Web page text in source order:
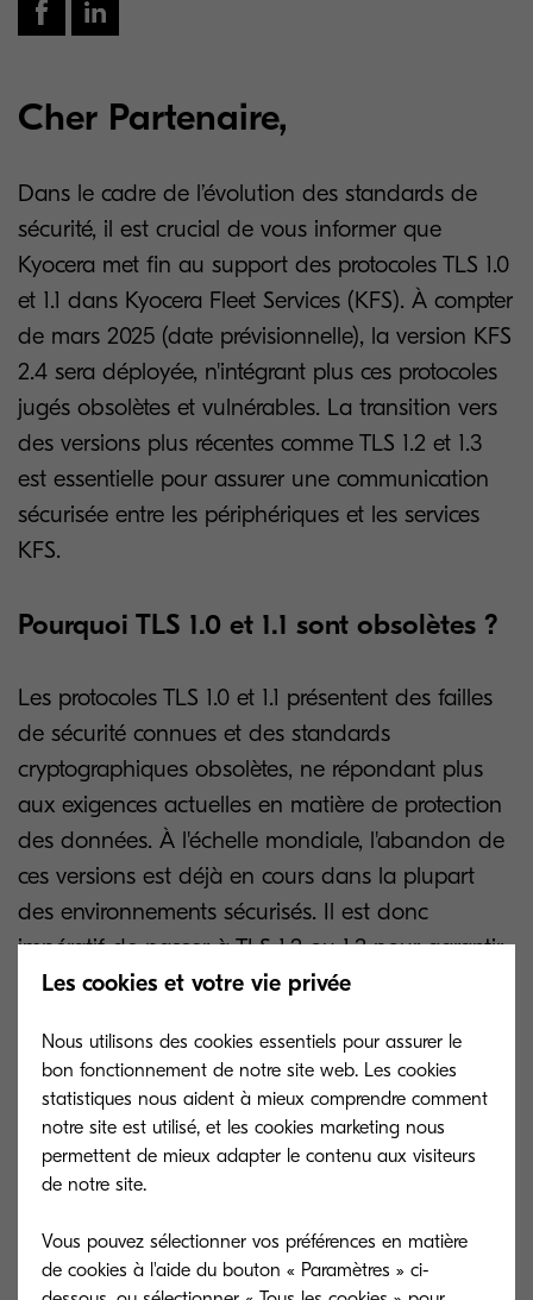
Cher Partenaire,
Dans le cadre de l’évolution des standards de
sécurité, il est crucial de vous informer que
Kyocera met fin au support des protocoles TLS 1.0
et 1.1 dans Kyocera Fleet Services (KFS). À compter
de mars 2025 (date prévisionnelle), la version KFS
2.4 sera déployée, n'intégrant plus ces protocoles
jugés obsolètes et vulnérables. La transition vers
des versions plus récentes comme TLS 1.2 et 1.3
est essentielle pour assurer une communication
sécurisée entre les périphériques et les services
KFS.
Pourquoi TLS 1.0 et 1.1 sont obsolètes ?
Les protocoles TLS 1.0 et 1.1 présentent des failles
de sécurité connues et des standards
cryptographiques obsolètes, ne répondant plus
aux exigences actuelles en matière de protection
des données. À l'échelle mondiale, l'abandon de
ces versions est déjà en cours dans la plupart
des environnements sécurisés. Il est donc
impératif de passer à TLS 1.2 ou 1.3 pour garantir
des échanges sécurisés.
Impact sur les périphériques Kyocera et
solutions de transition
1. Modèles ne supportant que TLS 1.0/1.1
Pour les machines qui ne supportent que les
versions TLS 1.0 et 1.1, nous vous encourageons à
Les cookies et votre vie privée
Nous utilisons des cookies essentiels pour assurer le
bon fonctionnement de notre site web. Les cookies
statistiques nous aident à mieux comprendre comment
notre site est utilisé, et les cookies marketing nous
permettent de mieux adapter le contenu aux visiteurs
de notre site.
Vous pouvez sélectionner vos préférences en matière
de cookies à l'aide du bouton « Paramètres » ci-